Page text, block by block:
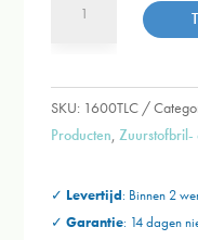
Volwassenen
aantal
SKU: 1600TLC
Producten,Zuurstofbril-
✓ Levertijd: Binnen 2
✓Garantie: 14 dagen